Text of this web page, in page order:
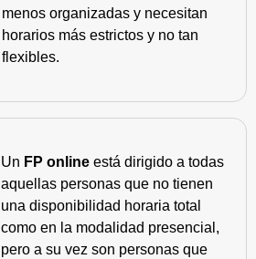
menos organizadas y necesitan
horarios más estrictos y no tan
flexibles.
Un FP online está dirigido a todas
aquellas personas que no tienen
una disponibilidad horaria total
como en la modalidad presencial,
pero a su vez son personas que